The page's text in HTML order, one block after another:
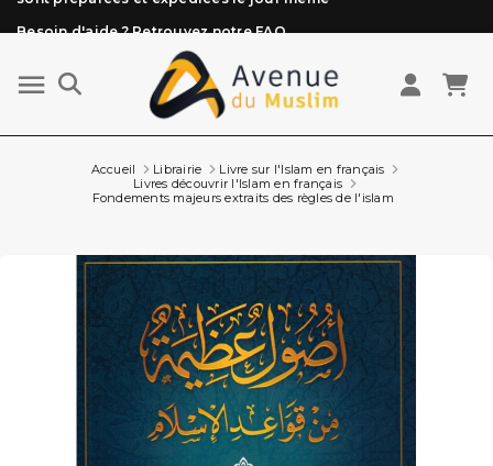
Livraison offerte à partir de 89€ d'achat*
Les Commandes passées avant 15h (lun au Vend)
sont préparées et expédiées le jour même
Accueil Librairie
Livre sur l'Islam en français
Livres découvrir l'Islam en français
Fondements majeurs extraits des règles de l'islam